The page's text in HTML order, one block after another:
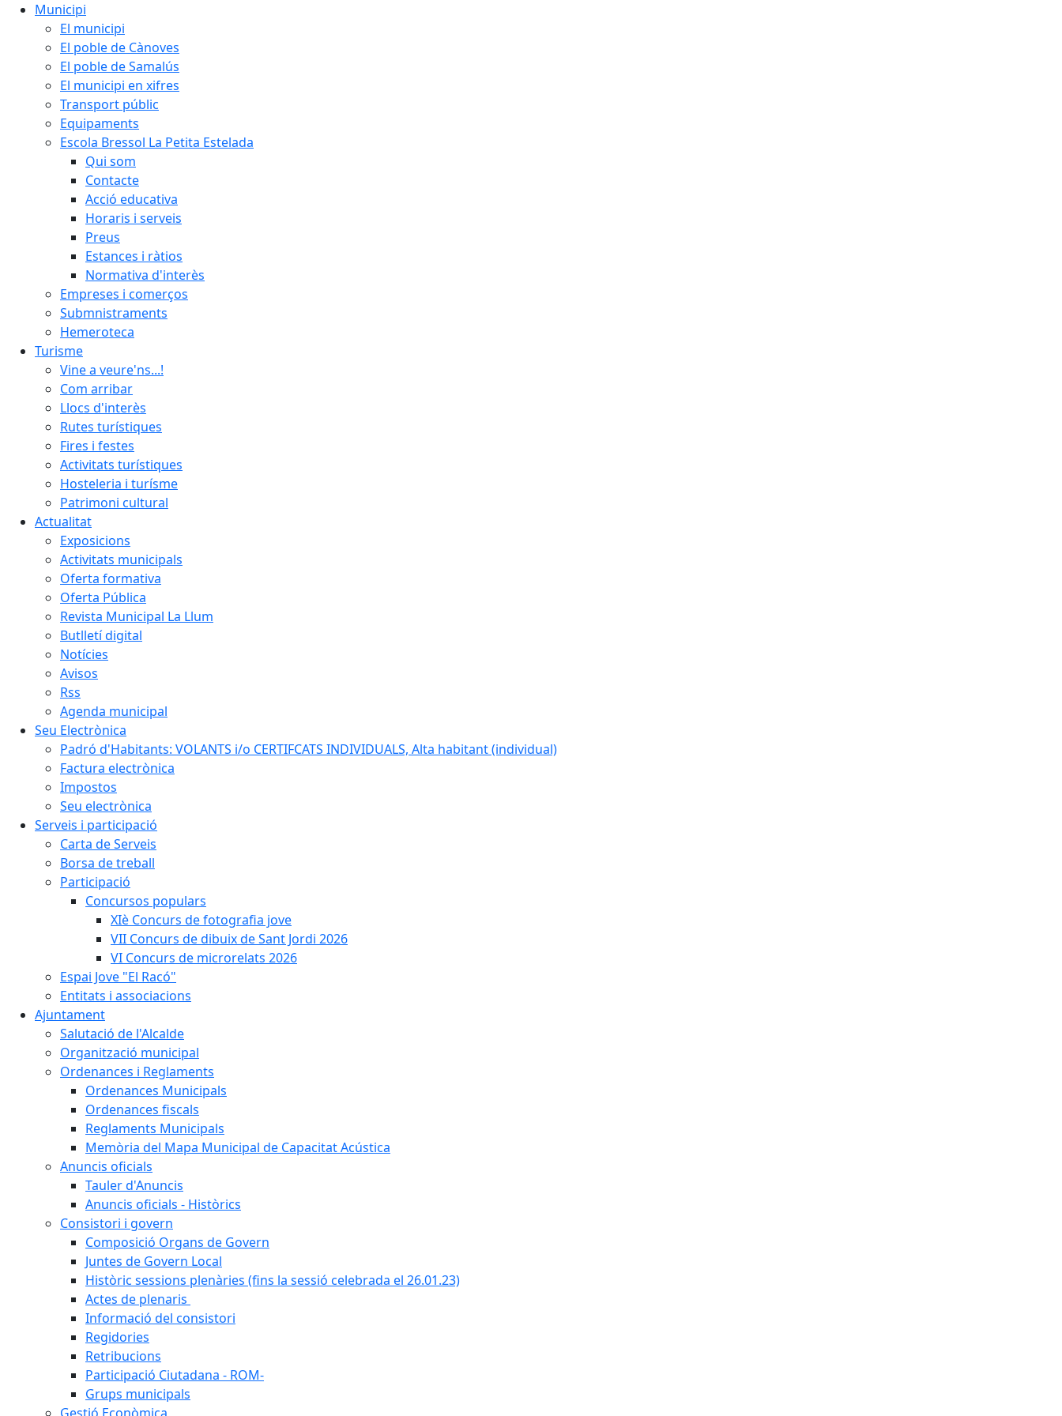
Municipi
El municipi
El poble de Cànoves
El poble de Samalús
El municipi en xifres
Transport públic
Equipaments
Escola Bressol La Petita Estelada
Qui som
Contacte
Acció educativa
Horaris i serveis
Preus
Estances i ràtios
Normativa d'interès
Empreses i comerços
Submnistraments
Hemeroteca
Turisme
Vine a veure'ns...!
Com arribar
Llocs d'interès
Rutes turístiques
Fires i festes
Activitats turístiques
Hosteleria i turísme
Patrimoni cultural
Actualitat
Exposicions
Activitats municipals
Oferta formativa
Oferta Pública
Revista Municipal La Llum
Butlletí digital
Notícies
Avisos
Rss
Agenda municipal
Seu Electrònica
Padró d'Habitants: VOLANTS i/o CERTIFCATS INDIVIDUALS, Alta habitant (individual)
Factura electrònica
Impostos
Seu electrònica
Serveis i participació
Carta de Serveis
Borsa de treball
Participació
Concursos populars
XIè Concurs de fotografia jove
VII Concurs de dibuix de Sant Jordi 2026
VI Concurs de microrelats 2026
Espai Jove "El Racó"
Entitats i associacions
Ajuntament
Salutació de l'Alcalde
Organització municipal
Ordenances i Reglaments
Ordenances Municipals
Ordenances fiscals
Reglaments Municipals
Memòria del Mapa Municipal de Capacitat Acústica
Anuncis oficials
Tauler d'Anuncis
Anuncis oficials - Històrics
Consistori i govern
Composició Organs de Govern
Juntes de Govern Local
Històric sessions plenàries (fins la sessió celebrada el 26.01.23)
Actes de plenaris
Informació del consistori
Regidories
Retribucions
Participació Ciutadana - ROM-
Grups municipals